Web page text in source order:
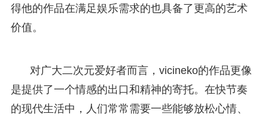
得他的作品在满足娱乐需求的也具备了更高的艺术
价值。
对广大二次元爱好者而言，vicineko的作品更像
是提供了一个情感的出口和精神的寄托。在快节奏
的现代生活中，人们常常需要一些能够放松心情、